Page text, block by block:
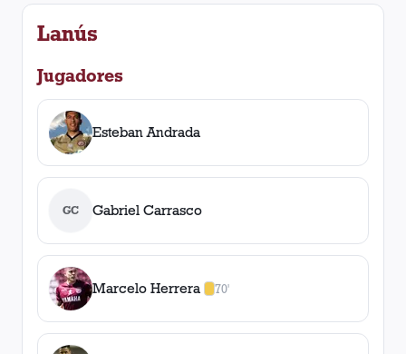
Lanús
Jugadores
Esteban Andrada
GC Gabriel Carrasco
Marcelo Herrera 70'
1amarilla